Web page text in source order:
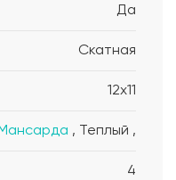
Да
Скатная
12x11
Мансарда , Теплый ,
4